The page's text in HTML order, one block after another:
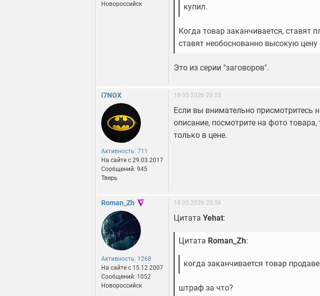
Новороссийск
купил.
Когда товар заканчивается, ставят
ставят необоснованно высокую
Это из серии "заговоров".
i7NOX
Активность: 711
На сайте c 29.03.2017
Сообщений: 945
Тверь
18.05.2026 20:55
Если вы внимательно присмотритесь
описание, посмотрите на фото
только в цене.
Roman_Zh
Активность: 1268
На сайте c 15.12.2007
Сообщений: 1052
Новороссийск
18.05.2026 20:56
Цитата Yehat:
Цитата Roman_Zh:
когда заканчивается товар
штраф за что?